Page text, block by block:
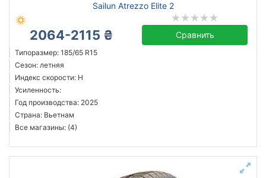
Sailun Atrezzo Elite 2
2064-2115 ₴ Сравнить
Типоразмер: 185/65 R15
Сезон: летняя
Индекс скорости: H
Усиленность:
Год производства: 2025
Страна: Вьетнам
Все магазины: (4)